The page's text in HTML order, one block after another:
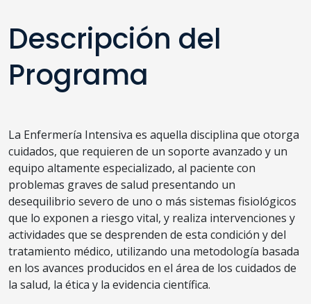
Descripción del
Programa
La Enfermería Intensiva es aquella disciplina que otorga
cuidados, que requieren de un soporte avanzado y un
equipo altamente especializado, al paciente con
problemas graves de salud presentando un
desequilibrio severo de uno o más sistemas fisiológicos
que lo exponen a riesgo vital, y realiza intervenciones y
actividades que se desprenden de esta condición y del
tratamiento médico, utilizando una metodología basada
en los avances producidos en el área de los cuidados de
la salud, la ética y la evidencia científica.